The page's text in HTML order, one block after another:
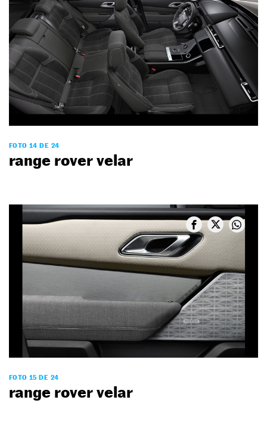
FOTO 14 DE 24
range rover velar
FOTO 15 DE 24
range rover velar